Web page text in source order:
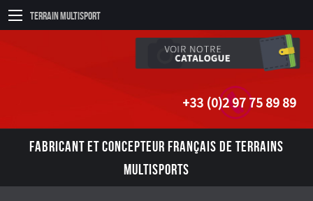
Terrain Multisport
+33 (0)2 97 75 89 89
FABRICANT ET CONCEPTEUR FRANÇAIS DE TERRAINS
MULTISPORTS